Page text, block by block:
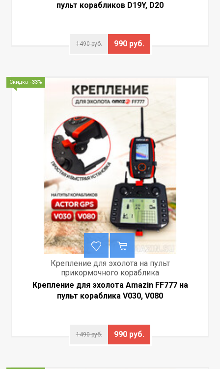
пульт корабликов D19Y, D20
1490 руб. 990 руб.
Скидка -33%
Крепление для эхолота на пульт
прикормочного кораблика
Крепление для эхолота Amazin FF777 на
пульт кораблика V030, V080
1490 руб. 990 руб.